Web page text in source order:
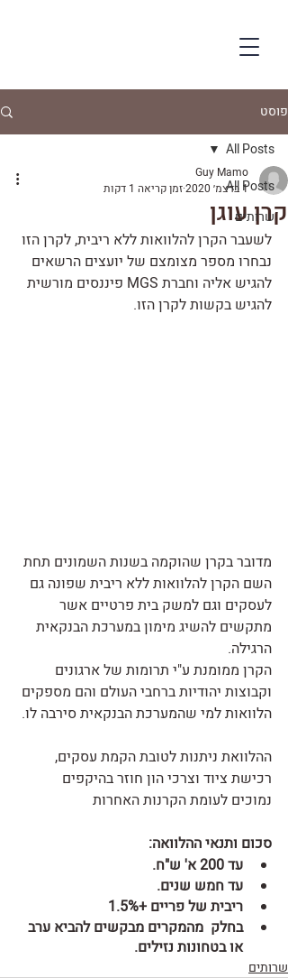
פוסט
All Posts
שרותים
All Posts
קרן עוגן
Guy Mamo
1 בדצמ׳ 2020
זמן קריאה 1 דקות
לשעבר הקרן להלוואות ללא ריבית, לקרן הזו
נבחרו מספר מצומצם של יועצים הרשאים
להגיש אליה וחברת MGS פיננסים מורשית
להגיש בקשות לקרן הזו.
מדובר בקרן שהוקמה בשנות השמונים תחת
השם הקרן להלוואות ללא ריבית שפונה גם
לעסקים וגם למשק בית פרטיים אשר
מתקשים להשיג מימון במערכת הבנקאית
הרגילה.
הקרן ממומנת ע"י תרומות של ארגונים
וקבוצות יהודיות ברחבי העולם והם מספקים
הלוואות למי שהמערכת הבנקאית סירבה לו.
ההלוואת ניתנות לטובת הקמת עסקים,
רכישת ציוד וצרכי הון חוזר בהיקפים
נמוכים לעומת הקרנות האחרות
סכום ותנאי ההלוואה:
עד 200 א' ש"ח.
עד חמש שנים.
ריבית של פריים +1.5%
בחלק  מהמקרים מבקשים להביא ערב
או בטחונות נזילים.
שרותים